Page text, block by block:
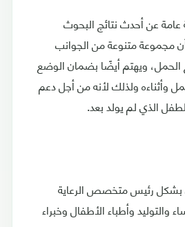
عن أحدث نتائج البحوث
مجموعة متنوعة من الجوانب
الحمل، ويهتم أيضًا بضمان الوضع
وأثناءه ولذلك لأنه من أجل دعم
الذي لم يولد بعد.
رئيس متخصص الرعاية
والتوليد وأطباء الأطفال وخبراء